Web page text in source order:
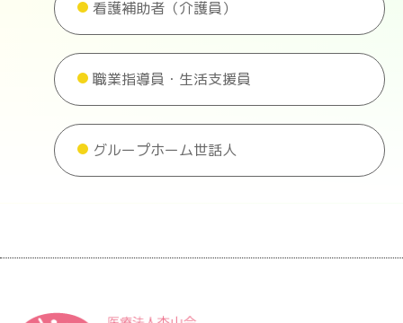
看護補助者（介護員）
職業指導員・生活支援員
グループホーム世話人